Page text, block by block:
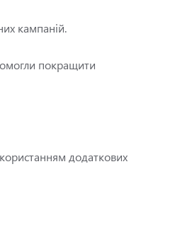
кампаній.
покращити
додаткових